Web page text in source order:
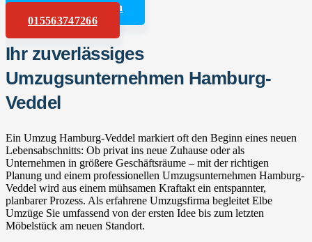
Angebot anfordern
015563747266
Ihr zuverlässiges
Umzugsunternehmen Hamburg-
Veddel
Ein Umzug Hamburg-Veddel markiert oft den Beginn eines neuen
Lebensabschnitts: Ob privat ins neue Zuhause oder als
Unternehmen in größere Geschäftsräume – mit der richtigen
Planung und einem professionellen Umzugsunternehmen Hamburg-
Veddel wird aus einem mühsamen Kraftakt ein entspannter,
planbarer Prozess. Als erfahrene Umzugsfirma begleitet Elbe
Umzüge Sie umfassend von der ersten Idee bis zum letzten
Möbelstück am neuen Standort.